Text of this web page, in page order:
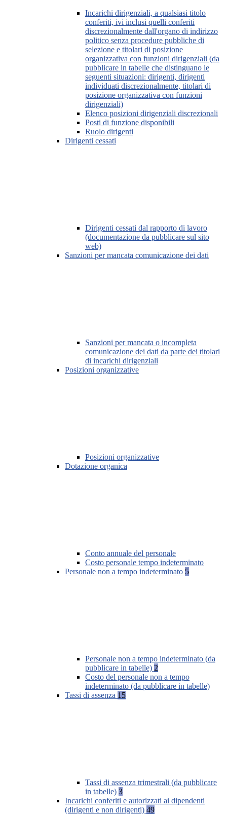
Incarichi dirigenziali, a qualsiasi titolo
conferiti, ivi inclusi quelli conferiti
discrezionalmente dall'organo di indirizzo
politico senza procedure pubbliche di
selezione e titolari di posizione
organizzativa con funzioni dirigenziali (da
pubblicare in tabelle che distinguano le
seguenti situazioni: dirigenti, dirigenti
individuati discrezionalmente, titolari di
posizione organizzativa con funzioni
dirigenziali)
Elenco posizioni dirigenziali discrezionali
Posti di funzione disponibili
Ruolo dirigenti
Dirigenti cessati
Dirigenti cessati dal rapporto di lavoro
(documentazione da pubblicare sul sito
web)
Sanzioni per mancata comunicazione dei dati
Sanzioni per mancata o incompleta
comunicazione dei dati da parte dei titolari
di incarichi dirigenziali
Posizioni organizzative
Posizioni organizzative
Dotazione organica
Conto annuale del personale
Costo personale tempo indeterminato
Personale non a tempo indeterminato 5
Personale non a tempo indeterminato (da
pubblicare in tabelle) 2
Costo del personale non a tempo
indeterminato (da pubblicare in tabelle)
Tassi di assenza 15
Tassi di assenza trimestrali (da pubblicare
in tabelle) 3
Incarichi conferiti e autorizzati ai dipendenti
(dirigenti e non dirigenti) 49